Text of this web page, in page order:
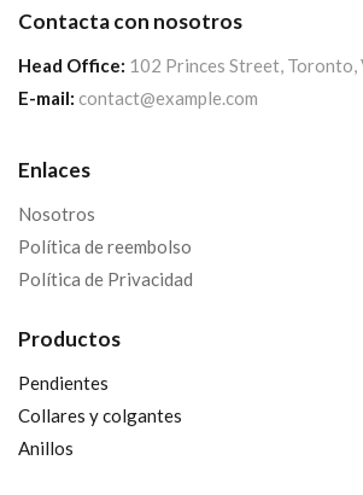
Contacta con nosotros
Head Office: 102 Princes Street, Toronto,
E-mail: contact@example.com
Enlaces
Nosotros
Política de reembolso
Política de Privacidad
Productos
Pendientes
Collares y colgantes
Anillos